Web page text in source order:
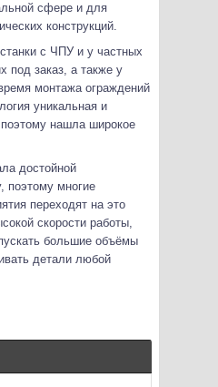
сфере и для
конструкций.
с ЧПУ и у частных
под заказ, а также у
монтажа ограждений
уникальная и
нашла широкое
достойной
поэтому многие
переходят на это
скорости работы,
большие объёмы
детали любой